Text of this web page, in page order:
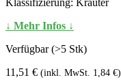
Klassifizierung: Kräuter
↓ Mehr Infos ↓
Verfügbar (>5 Stk)
11,51 € (inkl. MwSt. 1,84 €)